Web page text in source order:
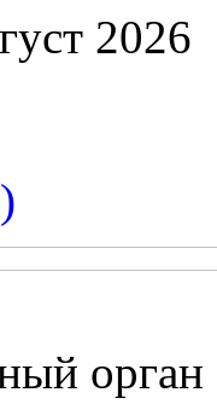
2026
орган